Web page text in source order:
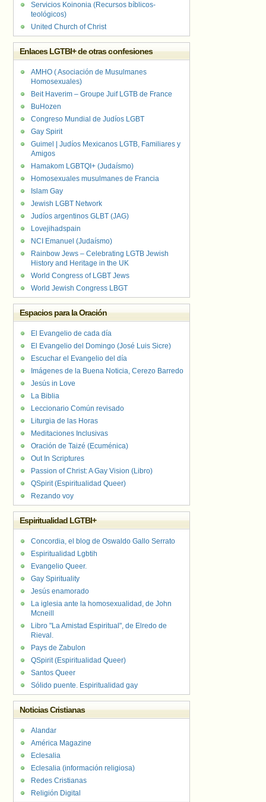
Servicios Koinonia (Recursos bíblicos-
teológicos)
United Church of Christ
Enlaces LGTBI+ de otras confesiones
AMHO ( Asociación de Musulmanes
Homosexuales)
Beit Haverim – Groupe Juif LGTB de France
BuHozen
Congreso Mundial de Judíos LGBT
Gay Spirit
Guimel | Judíos Mexicanos LGTB, Familiares y
Amigos
Hamakom LGBTQI+ (Judaísmo)
Homosexuales musulmanes de Francia
Islam Gay
Jewish LGBT Network
Judíos argentinos GLBT (JAG)
Lovejihadspain
NCI Emanuel (Judaísmo)
Rainbow Jews – Celebrating LGTB Jewish
History and Heritage in the UK
World Congress of LGBT Jews
World Jewish Congress LBGT
Espacios para la Oración
El Evangelio de cada día
El Evangelio del Domingo (José Luis Sicre)
Escuchar el Evangelio del día
Imágenes de la Buena Noticia, Cerezo Barredo
Jesús in Love
La Biblia
Leccionario Común revisado
Liturgia de las Horas
Meditaciones Inclusivas
Oración de Taizé (Ecuménica)
Out In Scriptures
Passion of Christ: A Gay Vision (Libro)
QSpirit (Espiritualidad Queer)
Rezando voy
Espiritualidad LGTBI+
Concordia, el blog de Oswaldo Gallo Serrato
Espiritualidad Lgbtih
Evangelio Queer.
Gay Spirituality
Jesús enamorado
La iglesia ante la homosexualidad, de John
Mcneill
Libro "La Amistad Espiritual", de Elredo de
Rieval.
Pays de Zabulon
QSpirit (Espiritualidad Queer)
Santos Queer
Sólido puente. Espiritualidad gay
Noticias Cristianas
Alandar
América Magazine
Eclesalia
Eclesalia (información religiosa)
Redes Cristianas
Religión Digital